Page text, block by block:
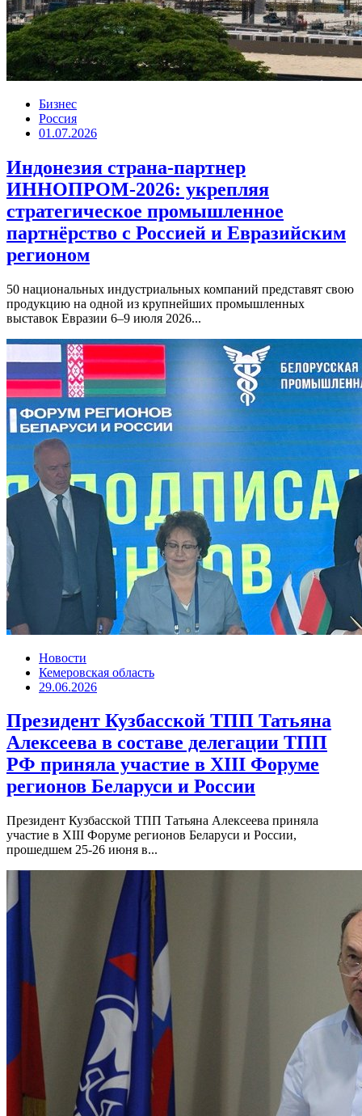
Бизнес
Россия
01.07.2026
Индонезия страна-партнер
ИННОПРОМ-2026: укрепляя
стратегическое промышленное
партнёрство с Россией и Евразийским
регионом
50 национальных индустриальных компаний представят свою
продукцию на одной из крупнейших промышленных
выставок Евразии 6–9 июля 2026...
Новости
Кемеровская область
29.06.2026
Президент Кузбасской ТПП Татьяна
Алексеева в составе делегации ТПП
РФ приняла участие в XIII Форуме
регионов Беларуси и России
Президент Кузбасской ТПП Татьяна Алексеева приняла
участие в XIII Форуме регионов Беларуси и России,
прошедшем 25-26 июня в...